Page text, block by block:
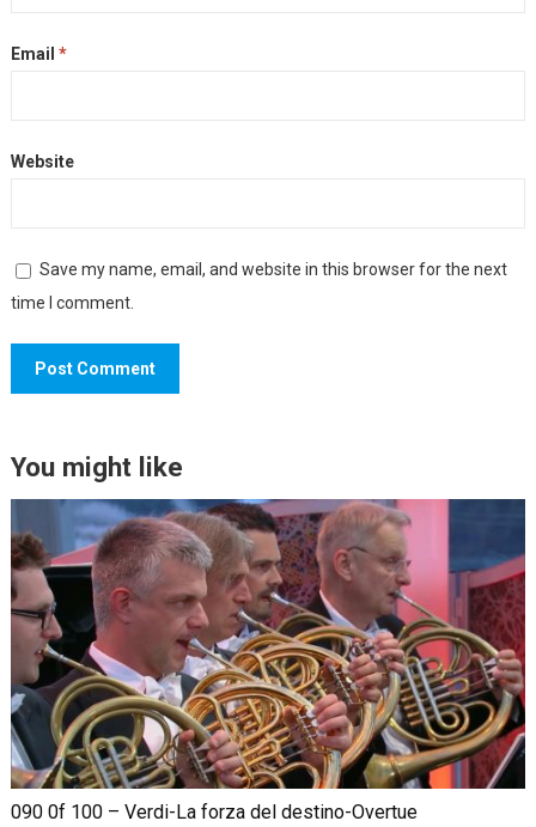
Email *
Website
Save my name, email, and website in this browser for the next
time I comment.
You might like
090 0f 100 – Verdi-La forza del destino-Overtue